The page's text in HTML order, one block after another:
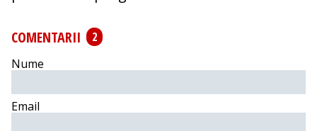
COMENTARII
2
Nume
Email